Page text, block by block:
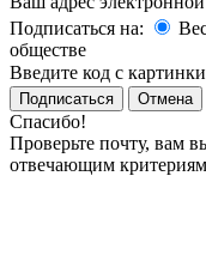
Подписаться на:
обществе
Введите код с
Подписаться
Отмена
Спасибо!
Проверьте почту, вам
отвечающим критериям